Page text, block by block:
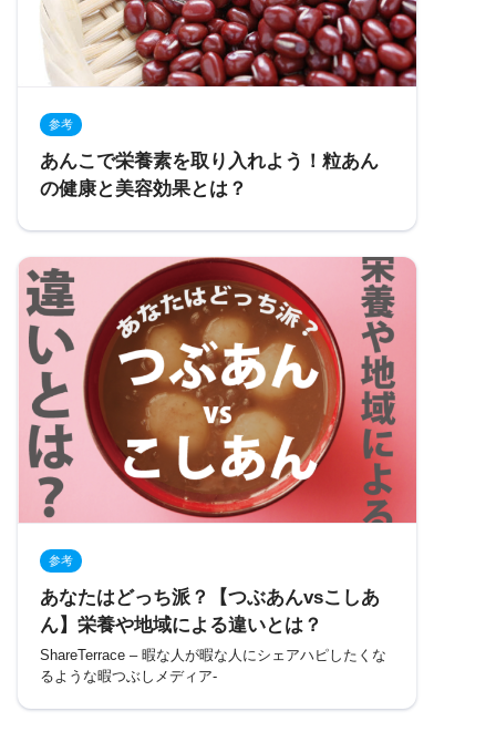
参考
あんこで栄養素を取り入れよう！粒あん
の健康と美容効果とは？
参考
あなたはどっち派？【つぶあんvsこしあ
ん】栄養や地域による違いとは？
ShareTerrace – 暇な人が暇な人にシェアハピしたくな
るような暇つぶしメディア-